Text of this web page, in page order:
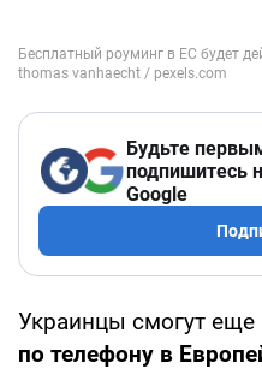
Будьте
подпишитесь
Google
Украинцы смогут еще
по телефону в